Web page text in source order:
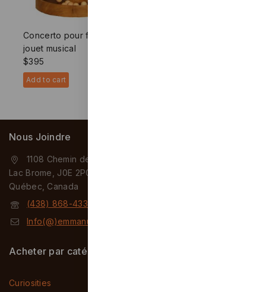
Concerto pour feuilles –
jouet musical
$395
Add to cart
Nous Joindre
1108 Chemin de Knowlton
Lac Brome, J0E 2P0
Québec, Canada
(438) 868-4331
Info(@)emmanuelpeluchon.com
Acheter par catégories
Curiosities